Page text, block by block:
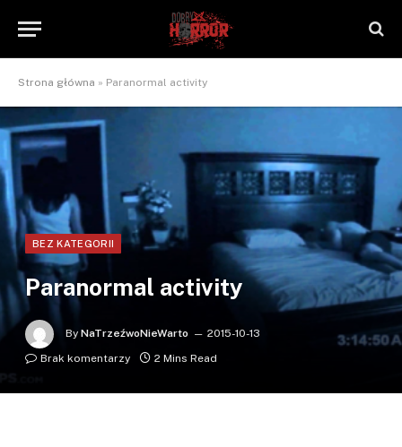
Strona główna » Paranormal activity
BEZ KATEGORII
Paranormal activity
By NaTrzeźwoNieWarto
2015-10-13
Brak komentarzy
2 Mins Read